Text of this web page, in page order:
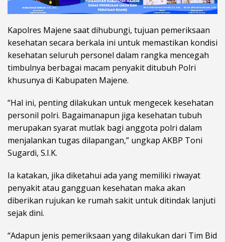
Kapolres Majene saat dihubungi, tujuan pemeriksaan
kesehatan secara berkala ini untuk memastikan kondisi
kesehatan seluruh personel dalam rangka mencegah
timbulnya berbagai macam penyakit ditubuh Polri
khusunya di Kabupaten Majene.
“Hal ini, penting dilakukan untuk mengecek kesehatan
personil polri. Bagaimanapun jiga kesehatan tubuh
merupakan syarat mutlak bagi anggota polri dalam
menjalankan tugas dilapangan,” ungkap AKBP Toni
Sugardi, S.I.K.
Ia katakan, jika diketahui ada yang memiliki riwayat
penyakit atau gangguan kesehatan maka akan
diberikan rujukan ke rumah sakit untuk ditindak lanjuti
sejak dini.
“Adapun jenis pemeriksaan yang dilakukan dari Tim Bid